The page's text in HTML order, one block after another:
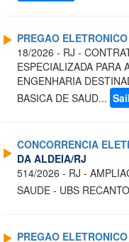
PREGAO ELETRONICO
18/2026 - RJ -
ESPECIALIZADA PARA
ENGENHARIA
BASICA DE SAUD...
CONCORRENCIA
DA ALDEIA/RJ
514/2026 - RJ -
SAUDE - UBS
PREGAO ELETRONICO